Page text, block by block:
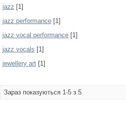
jazz [1]
jazz performance [1]
jazz vocal performance [1]
jazz vocals [1]
jewellery art [1]
Зараз показуються 1-5 з 5